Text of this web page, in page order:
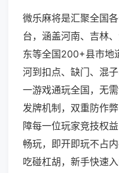
微乐麻将是汇聚全国
台，涵盖河南、吉林
东等全国200+县市地
河到扣点、缺门、混
一游戏通玩全国，无
发牌机制，双重防作
障每一位玩家竞技权
畅玩，即开即玩不占
吃碰杠胡，新手快速